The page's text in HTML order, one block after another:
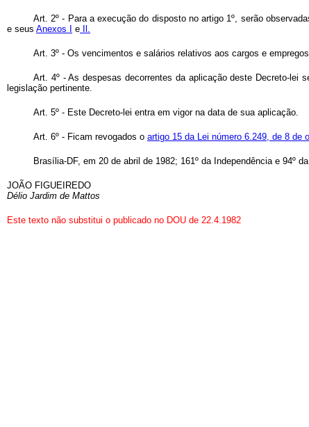
Art. 2º - Para a execução do disposto no artigo 1º, serão
e seus Anexos I e Il.
Art. 3º - Os vencimentos e salários relativos aos cargos e
Art. 4º - As despesas decorrentes da aplicação deste Decreto-lei
legislação pertinente.
Art. 5º - Este Decreto-lei entra em vigor na data de sua aplicação.
Art. 6º - Ficam revogados o artigo 15 da Lei número 6.249, de 8 de
Brasília-DF, em 20 de abril de 1982; 161º da Independência e 94º
JOÃO FIGUEIREDO
Délio Jardim de Mattos
Este texto não substitui o publicado no DOU de 22.4.1982